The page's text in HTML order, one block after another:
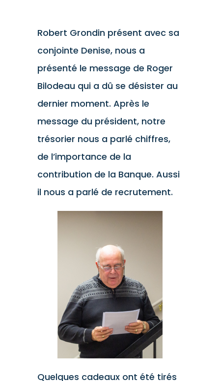
Robert Grondin présent avec sa
conjointe Denise, nous a
présenté le message de Roger
Bilodeau qui a dû se désister au
dernier moment. Après le
message du président, notre
trésorier nous a parlé chiffres,
de l’importance de la
contribution de la Banque. Aussi
il nous a parlé de recrutement.
Quelques cadeaux ont été tirés